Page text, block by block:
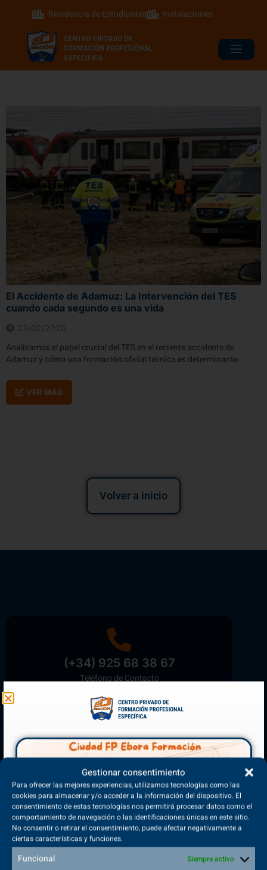
Gestionar consentimiento
Para ofrecer las mejores experiencias, utilizamos tecnologías como las
cookies para almacenar y/o acceder a la información del dispositivo. El
consentimiento de estas tecnologías nos permitirá procesar datos como el
comportamiento de navegación o las identificaciones únicas en este sitio.
No consentir o retirar el consentimiento, puede afectar negativamente a
ciertas características y funciones.
Funcional Siempre activo
Residencia de Estudiantes Instalaciones
El Accidente de Adamuz: La Intervención del TES
cuando cada segundo es una vida
Analizamos el papel crucial del TES en el reciente accidente de
Adamuz y cómo una formación oficial técnica es determinante...
VER MÁS
Volver a inicio
(+34) 925 68 38 67
Teléfono de Contacto
Matriculación Abierta
¡Reserva tu plaza ahora!
Sede Principal
Polígono Sector VI, 45683, Cazalegas - Toledo